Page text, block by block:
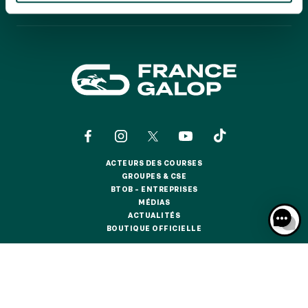
LA GARDEN PARTY - CYGAMES GRAND PRIX DE PARIS -
LA GARDEN PARTY - CYGAMES GRAND PRIX DE PARIS -
OFFRES, PASS & ABONNEMENTS
ABONNEMENTS ANNUELS
ABONNEMENTS ANNUELS
CALENDRIER
CALENDRIER
ACTEURS DES COURSES
ACTEURS DES COURSES
GROUPES & CSE
GROUPES & CSE
BTOB – ENTREPRISES
BTOB – ENTREPRISES
MÉDIAS
MÉDIAS
ACTUALITÉS
ACTUALITÉS
BOUTIQUE OFFICIELLE